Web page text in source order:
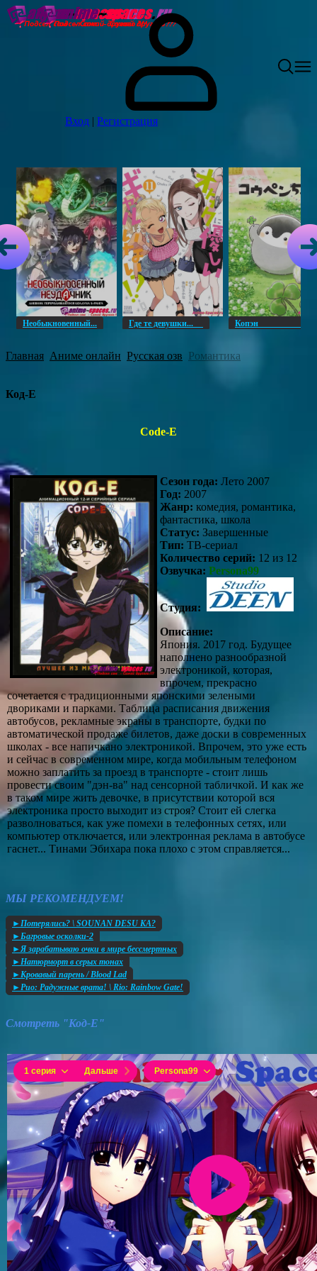
Вход | Регистрация
Необыкновенный... Где те девушки... Копэн
Главная Аниме онлайн Русская озв Романтика
Код-Е
Code-E
Сезон года: Лето 2007
Год: 2007
Жанр: комедия, романтика,
фантастика, школа
Статус: Завершенные
Тип: ТВ-сериал
Количество серий: 12 из 12
Озвучка: Persona99
Студия:
Описание:
Япония. 2017 год. Будущее
наполнено разнообразной
электроникой, которая,
впрочем, прекрасно
сочетается с традиционными японскими зелеными
двориками и парками. Таблица расписания движения
автобусов, рекламные экраны в транспорте, будки по
автоматической продаже билетов, даже доски в современных
школах - все напичкано электроникой. Впрочем, это уже есть
и сейчас в современном мире, когда мобильным телефоном
можно заплатить за проезд в транспорте - стоит лишь
провести своим "дэн-ва" над сенсорной табличкой. И как же
в таком мире жить девочке, в присутствии которой вся
электроника просто выходит из строя? Стоит ей слегка
разволноваться, как уже помехи в телефонных сетях, или
компьютер отключается, или электронная реклама в автобусе
гаснет... Тинами Эбихара пока плохо с этом справляется...
МЫ РЕКОМЕНДУЕМ!
►Потерялись? \ SOUNAN DESU KA?
►Багровые осколки-2
►Я зарабатываю очки в мире бессмертных
►Натюрморт в серых тонах
►Кровавый парень / Blood Lad
►Рио: Радужные врата! \ Rio: Rainbow Gate!
Смотреть "Код-Е"